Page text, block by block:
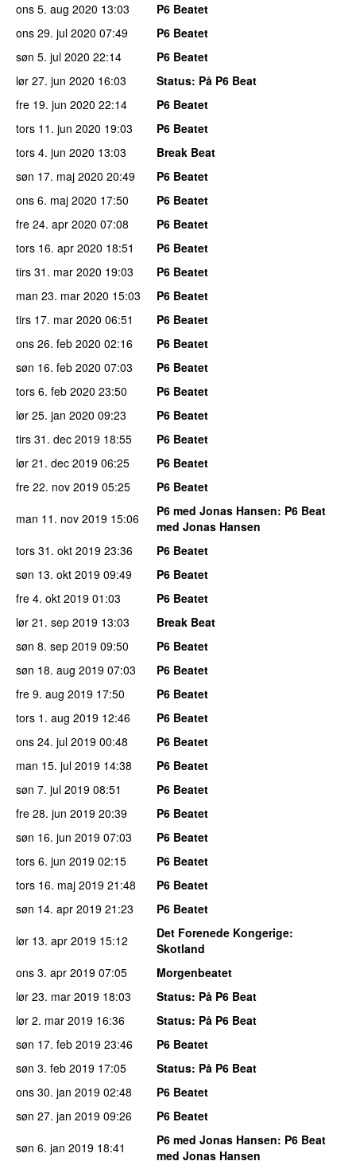
ons 5. aug 2020 13:03
P6 Beatet
ons 29. jul 2020 07:49
P6 Beatet
søn 5. jul 2020 22:14
P6 Beatet
lør 27. jun 2020 16:03 Status: På P6 Beat
fre 19. jun 2020 22:14
P6 Beatet
tors 11. jun 2020 19:03
P6 Beatet
tors 4. jun 2020 13:03
Break Beat
søn 17. maj 2020 20:49
P6 Beatet
ons 6. maj 2020 17:50
P6 Beatet
fre 24. apr 2020 07:08
P6 Beatet
tors 16. apr 2020 18:51
P6 Beatet
tirs 31. mar 2020 19:03
P6 Beatet
man 23. mar 2020 15:03
P6 Beatet
tirs 17. mar 2020 06:51
P6 Beatet
ons 26. feb 2020 02:16
P6 Beatet
søn 16. feb 2020 07:03
P6 Beatet
tors 6. feb 2020 23:50
P6 Beatet
lør 25. jan 2020 09:23
P6 Beatet
tirs 31. dec 2019 18:55
P6 Beatet
lør 21. dec 2019 06:25
P6 Beatet
fre 22. nov 2019 05:25
P6 Beatet
man 11. nov 2019 15:06 P6 med Jonas Hansen: P6 Beat
med Jonas Hansen
tors 31. okt 2019 23:36
P6 Beatet
søn 13. okt 2019 09:49
P6 Beatet
fre 4. okt 2019 01:03
P6 Beatet
lør 21. sep 2019 13:03
Break Beat
søn 8. sep 2019 09:50
P6 Beatet
søn 18. aug 2019 07:03
P6 Beatet
fre 9. aug 2019 17:50
P6 Beatet
tors 1. aug 2019 12:46
P6 Beatet
ons 24. jul 2019 00:48
P6 Beatet
man 15. jul 2019 14:38
P6 Beatet
søn 7. jul 2019 08:51
P6 Beatet
fre 28. jun 2019 20:39
P6 Beatet
søn 16. jun 2019 07:03
P6 Beatet
tors 6. jun 2019 02:15
P6 Beatet
tors 16. maj 2019 21:48
P6 Beatet
søn 14. apr 2019 21:23
P6 Beatet
lør 13. apr 2019 15:12 Det Forenede Kongerige:
Skotland
ons 3. apr 2019 07:05
Morgenbeatet
lør 23. mar 2019 18:03 Status: På P6 Beat
lør 2. mar 2019 16:36 Status: På P6 Beat
søn 17. feb 2019 23:46
P6 Beatet
søn 3. feb 2019 17:05 Status: På P6 Beat
ons 30. jan 2019 02:48
P6 Beatet
søn 27. jan 2019 09:26
P6 Beatet
søn 6. jan 2019 18:41 P6 med Jonas Hansen: P6 Beat
med Jonas Hansen